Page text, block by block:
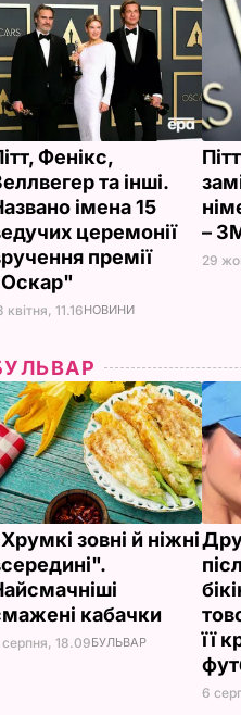
Фенікс,
та інші.
імена 15
церемонії
премії
квітня, 11.16НОВИНИ
–
29
зовні й ніжні
кабачки
18.09БУЛЬВАР
її
6